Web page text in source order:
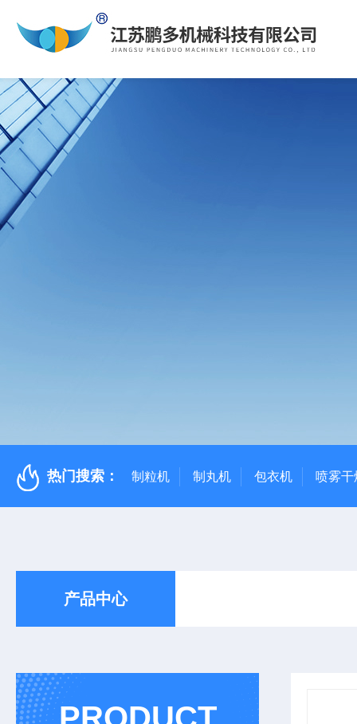
热门搜索： 制粒机 制丸机 包衣机 喷雾干
产品中心